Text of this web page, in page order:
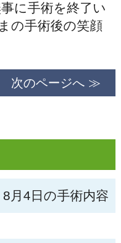
月4日の手術内容
に手術を終了い
の手術後の笑顔
次のページへ ≫